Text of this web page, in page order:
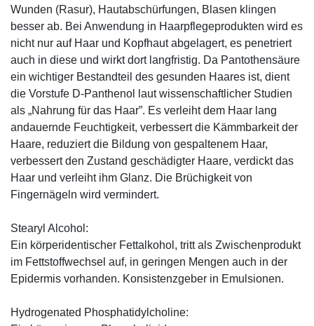
Wunden (Rasur), Hautabschürfungen, Blasen klingen
besser ab. Bei Anwendung in Haarpflegeprodukten wird es
nicht nur auf Haar und Kopfhaut abgelagert, es penetriert
auch in diese und wirkt dort langfristig. Da Pantothensäure
ein wichtiger Bestandteil des gesunden Haares ist, dient
die Vorstufe D-Panthenol laut wissenschaftlicher Studien
als „Nahrung für das Haar”. Es verleiht dem Haar lang
andauernde Feuchtigkeit, verbessert die Kämmbarkeit der
Haare, reduziert die Bildung von gespaltenem Haar,
verbessert den Zustand geschädigter Haare, verdickt das
Haar und verleiht ihm Glanz. Die Brüchigkeit von
Fingernägeln wird vermindert.
Stearyl Alcohol:
Ein körperidentischer Fettalkohol, tritt als Zwischenprodukt
im Fettstoffwechsel auf, in geringen Mengen auch in der
Epidermis vorhanden. Konsistenzgeber in Emulsionen.
Hydrogenated Phosphatidylcholine: